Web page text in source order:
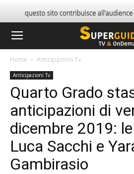
Home Anticipazioni Tv
Anticipazioni Tv
Quarto Grado
anticipazioni di
dicembre 2019:
Luca Sacchi e
Gambirasio